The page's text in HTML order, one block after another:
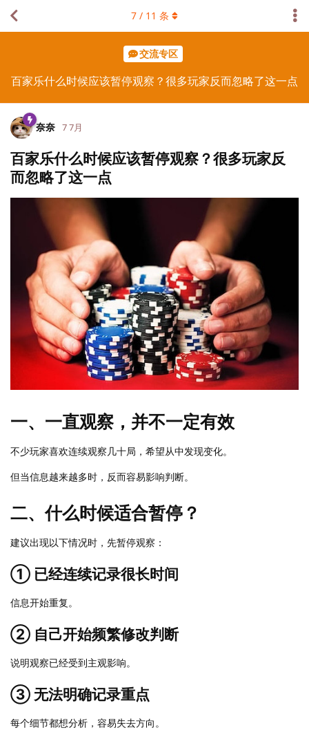
交流专区
百家乐什么时候应该暂停观察？很多玩家反而忽略了这一点
7 / 11 条
奈奈 7 7月
百家乐什么时候应该暂停观察？很多玩家反
而忽略了这一点
一、一直观察，并不一定有效
不少玩家喜欢连续观察几十局，希望从中发现变化。
但当信息越来越多时，反而容易影响判断。
二、什么时候适合暂停？
建议出现以下情况时，先暂停观察：
① 已经连续记录很长时间
信息开始重复。
② 自己开始频繁修改判断
说明观察已经受到主观影响。
③ 无法明确记录重点
每个细节都想分析，容易失去方向。